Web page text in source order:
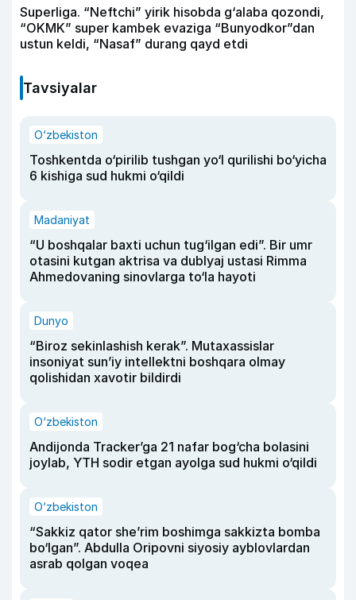
Superliga. “Neftchi” yirik hisobda g‘alaba qozondi,
“OKMK” super kambek evaziga “Bunyodkor”dan
ustun keldi, “Nasaf” durang qayd etdi
Tavsiyalar
O‘zbekiston
Toshkentda o‘pirilib tushgan yo‘l qurilishi bo‘yicha
6 kishiga sud hukmi o‘qildi
Madaniyat
“U boshqalar baxti uchun tug‘ilgan edi”. Bir umr
otasini kutgan aktrisa va dublyaj ustasi Rimma
Ahmedovaning sinovlarga to‘la hayoti
Dunyo
“Biroz sekinlashish kerak”. Mutaxassislar
insoniyat sun’iy intellektni boshqara olmay
qolishidan xavotir bildirdi
O‘zbekiston
Andijonda Tracker’ga 21 nafar bog‘cha bolasini
joylab, YTH sodir etgan ayolga sud hukmi o‘qildi
O‘zbekiston
“Sakkiz qator she’rim boshimga sakkizta bomba
bo‘lgan”. Abdulla Oripovni siyosiy ayblovlardan
asrab qolgan voqea